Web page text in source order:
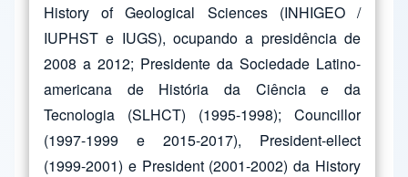
History of Geological Sciences (INHIGEO /
IUPHST e IUGS), ocupando a presidência de
2008 a 2012; Presidente da Sociedade Latino-
americana de História da Ciência e da
Tecnologia (SLHCT) (1995-1998); Councillor
(1997-1999 e 2015-2017), President-ellect
(1999-2001) e President (2001-2002) da History